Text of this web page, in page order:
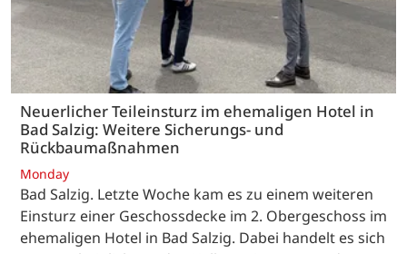
Neuerlicher Teileinsturz im ehemaligen Hotel in
Bad Salzig: Weitere Sicherungs- und
Rückbaumaßnahmen
Monday
Bad Salzig. Letzte Woche kam es zu einem weiteren
Einsturz einer Geschossdecke im 2. Obergeschoss im
ehemaligen Hotel in Bad Salzig. Dabei handelt es sich